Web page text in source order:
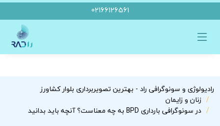
02166126561
رادیولوژی و سونوگرافی راد - بهترین تصویربرداری بلوار کشاورز
زنان و زایمان
در سونوگرافی بارداری BPD به چه معناست؟ آنچه باید بدانید